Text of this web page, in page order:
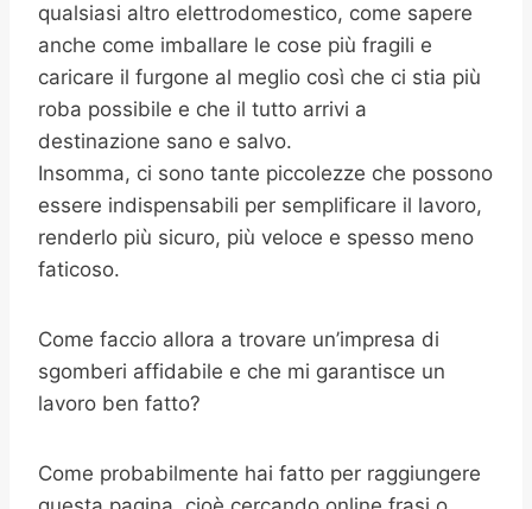
qualsiasi altro elettrodomestico, come sapere
anche come imballare le cose più fragili e
caricare il furgone al meglio così che ci stia più
roba possibile e che il tutto arrivi a
destinazione sano e salvo.
Insomma, ci sono tante piccolezze che possono
essere indispensabili per semplificare il lavoro,
renderlo più sicuro, più veloce e spesso meno
faticoso.
Come faccio allora a trovare un’impresa di
sgomberi affidabile e che mi garantisce un
lavoro ben fatto?
Come probabilmente hai fatto per raggiungere